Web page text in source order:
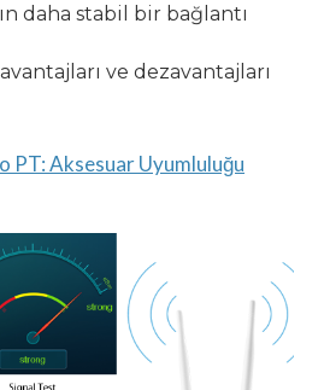
daha stabil bir bağlantı
ve dezavantajları
PT: Aksesuar Uyumluluğu